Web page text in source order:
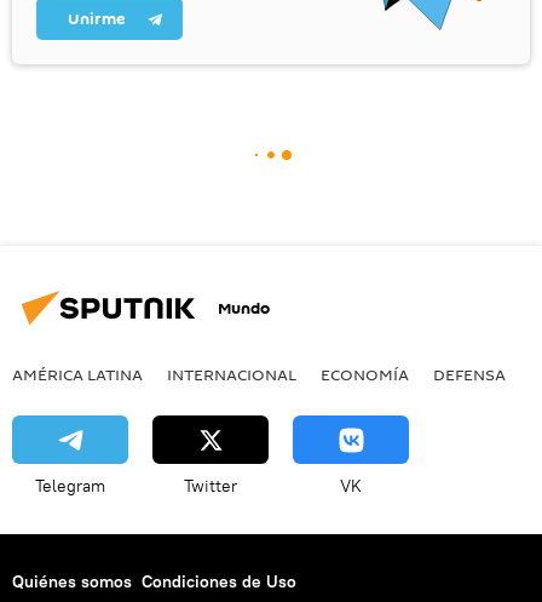
Unirme
Mundo
AMÉRICA LATINA INTERNACIONAL ECONOMÍA DEFENSA
Telegram Twitter VK
Quiénes somos Condiciones de Uso